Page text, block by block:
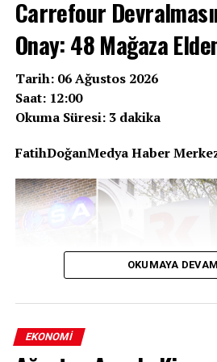
Geçerli
Benzine bu gece yarısından
1 TL 43 kuruş zam bekleniyor. Bu
istasyonlarında gece yarısından
yansıyacak. Sektör temsilcileri,
mobil” sisteminin belirleyeceğini
REKLAM
Carrefour
Onay: 48 Mağaza
Tarih: 06 Ağustos 2026
Saat: 12:00
Okuma Süresi: 3 dakika
FatihDoğanMedya Haber
OKUMAYA
EKONOMI